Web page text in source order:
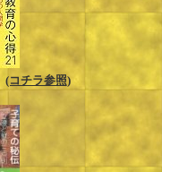
(コチラ参照)